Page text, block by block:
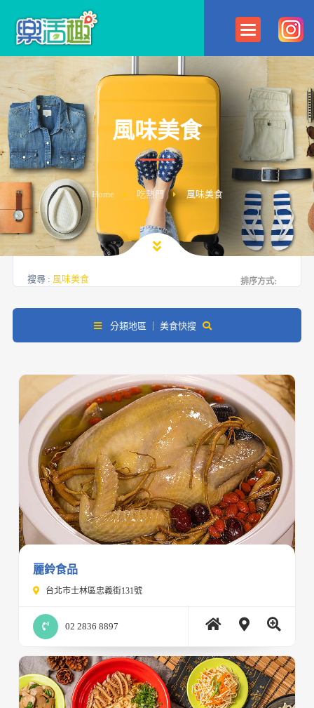
風味美食
Home 吃熱門 風味美食
搜尋 : 風味美食 排序方式:
分類地區 ｜ 美食快搜
麗鈴食品
台北市士林區忠義街131號
02 2836 8897